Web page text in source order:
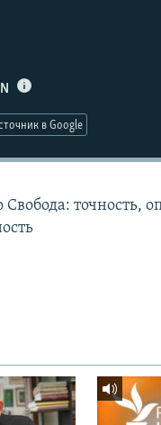
НА РАССЫЛКУ
в Google
точность,